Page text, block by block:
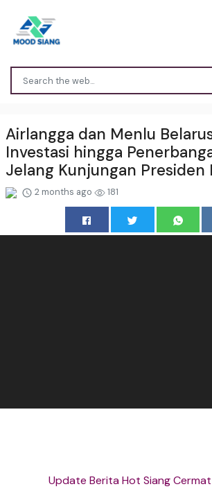
Airlangga dan Menlu
Investasi hingga
Jelang Kunjungan Presiden
2 months ago 181
Update Berita Hot Siang